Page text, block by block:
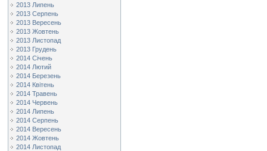
2013 Липень
2013 Серпень
2013 Вересень
2013 Жовтень
2013 Листопад
2013 Грудень
2014 Січень
2014 Лютий
2014 Березень
2014 Квітень
2014 Травень
2014 Червень
2014 Липень
2014 Серпень
2014 Вересень
2014 Жовтень
2014 Листопад